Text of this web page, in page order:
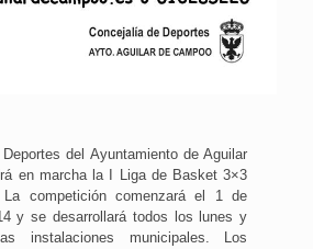
del Ayuntamiento de Aguilar
en marcha la I Liga de Basket 3×3
competición comenzará el 1 de
y se desarrollará todos los lunes y
instalaciones municipales. Los